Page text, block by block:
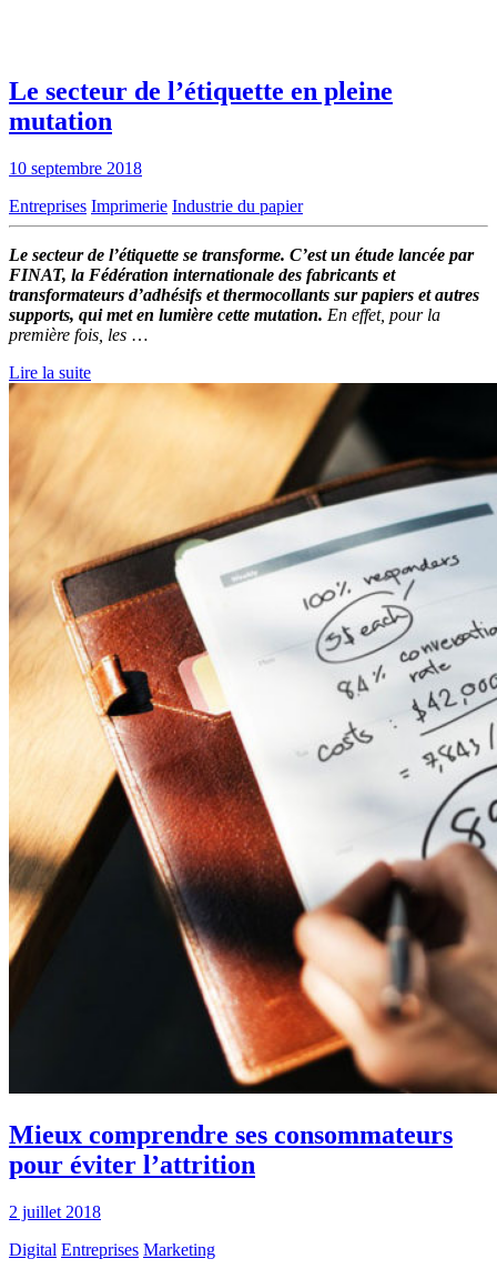
Le secteur de l’étiquette en pleine
mutation
10 septembre 2018
Entreprises Imprimerie Industrie du papier
Le secteur de l’étiquette se transforme. C’est un étude lancée par
FINAT, la Fédération internationale des fabricants et
transformateurs d’adhésifs et thermocollants sur papiers et autres
supports, qui met en lumière cette mutation. En effet, pour la
première fois, les …
Lire la suite
Mieux comprendre ses consommateurs
pour éviter l’attrition
2 juillet 2018
Digital Entreprises Marketing